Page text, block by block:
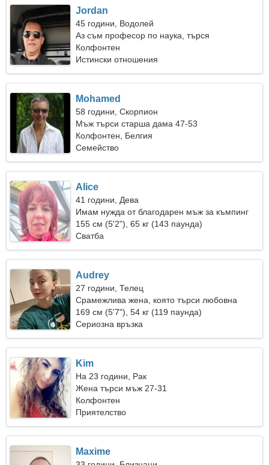
Jordan
45 години, Водолей
Аз съм професор по наука, търся
квалифицирана жена
Колфонтен
Истински отношения
Mohamed
58 години, Скорпион
Мъж търси старша дама 47-53
Колфонтен, Белгия
Семейство
Alice
41 години, Дева
Имам нужда от благодарен мъж за къмпинг
155 см (5'2"), 65 кг (143 паунда)
Сватба
Audrey
27 години, Телец
Срамежлива жена, която търси любовна
връзка
169 см (5'7"), 54 кг (119 паунда)
Сериозна връзка
Kim
На 23 години, Рак
Жена търси мъж 27-31
Колфонтен
Приятелство
Maxime